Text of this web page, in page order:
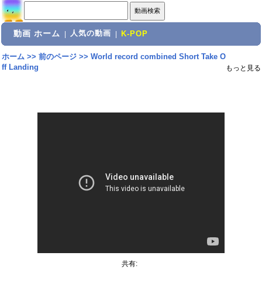
動画 ホーム 人気の動画 K-POP
ホーム>> 前のページ>> World record combined Short Take O
ff Landing
もっと見る
共有: